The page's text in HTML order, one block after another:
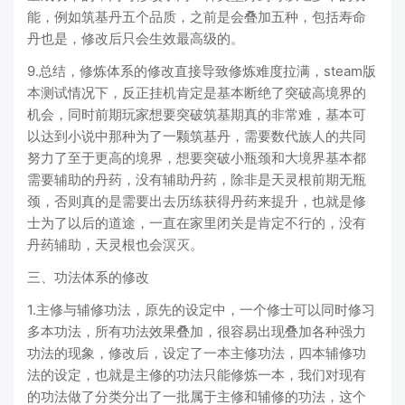
能，例如筑基丹五个品质，之前是会叠加五种，包括寿命
丹也是，修改后只会生效最高级的。
9.总结，修炼体系的修改直接导致修炼难度拉满，steam版
本测试情况下，反正挂机肯定是基本断绝了突破高境界的
机会，同时前期玩家想要突破筑基期真的非常难，基本可
以达到小说中那种为了一颗筑基丹，需要数代族人的共同
努力了至于更高的境界，想要突破小瓶颈和大境界基本都
需要辅助的丹药，没有辅助丹药，除非是天灵根前期无瓶
颈，否则真的是需要出去历练获得丹药来提升，也就是修
士为了以后的道途，一直在家里闭关是肯定不行的，没有
丹药辅助，天灵根也会溟灭。
三、功法体系的修改
1.主修与辅修功法，原先的设定中，一个修士可以同时修习
多本功法，所有功法效果叠加，很容易出现叠加各种强力
功法的现象，修改后，设定了一本主修功法，四本辅修功
法的设定，也就是主修的功法只能修炼一本，我们对现有
的功法做了分类分出了一批属于主修和辅修的功法，这个